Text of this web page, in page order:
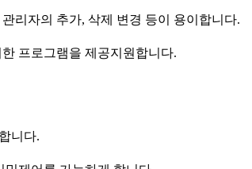
리자의 추가, 삭제 변경 등이 용이합니다.
프로그램을 제공지원합니다.
니다.